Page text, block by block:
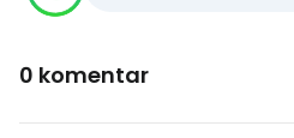
0 komentar